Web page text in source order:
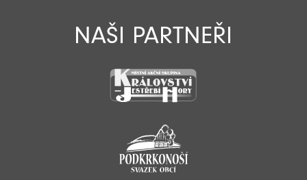
NAŠI PARTNEŘI